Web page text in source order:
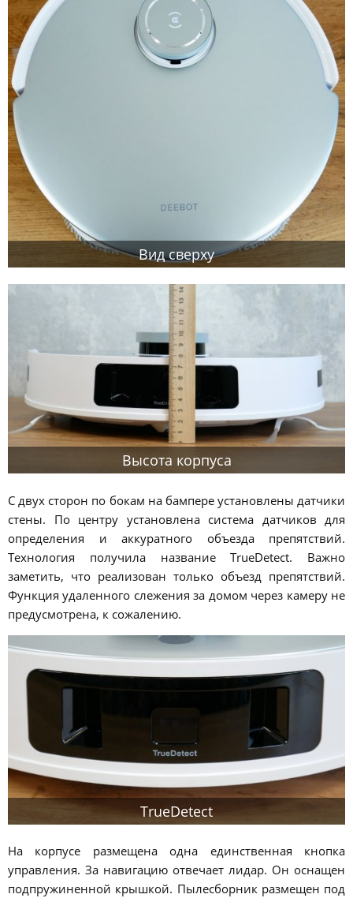
Вид сверху
Высота корпуса
С двух сторон по бокам на бампере установлены датчики
стены. По центру установлена система датчиков для
определения и аккуратного объезда препятствий.
Технология получила название TrueDetect. Важно
заметить, что реализован только объезд препятствий.
Функция удаленного слежения за домом через камеру не
предусмотрена, к сожалению.
TrueDetect
На корпусе размещена одна единственная кнопка
управления. За навигацию отвечает лидар. Он оснащен
подпружиненной крышкой. Пылесборник размещен под